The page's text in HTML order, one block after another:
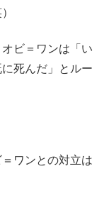
ビ＝ワンは「い
死んだ」とルー
ワンとの対立は